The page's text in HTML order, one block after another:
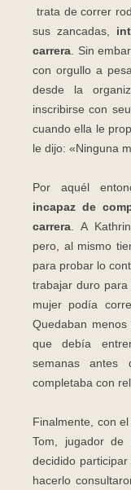
trata de correr
sus zancadas,
carrera. Sin
con orgullo a
desde la
inscribirse con
cuando ella le
le dijo: «Ninguna
Por aquél
incapaz de
carrera. A
pero, al mismo
para probar lo
trabajar duro
mujer podía
Quedaban
que debía
semanas antes
completaba con
Finalmente, con
Tom, jugador de
decidido
hacerlo